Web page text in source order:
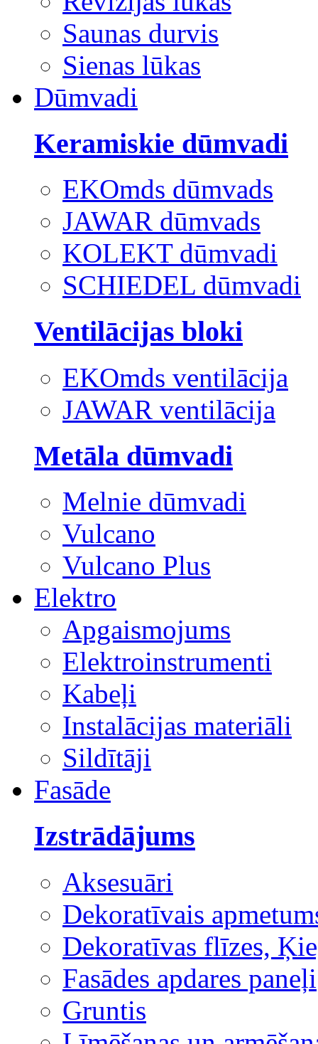
Saunas durvis
Sienas lūkas
Dūmvadi
Keramiskie dūmvadi
EKOmds dūmvads
JAWAR dūmvads
KOLEKT dūmvadi
SCHIEDEL dūmvadi
Ventilācijas bloki
EKOmds ventilācija
JAWAR ventilācija
Metāla dūmvadi
Melnie dūmvadi
Vulcano
Vulcano Plus
Elektro
Apgaismojums
Elektroinstrumenti
Kabeļi
Instalācijas materiāli
Sildītāji
Fasāde
Izstrādājums
Aksesuāri
Dekoratīvais
Dekoratīvas flīzes,
Fasādes apdares paneļi
Gruntis